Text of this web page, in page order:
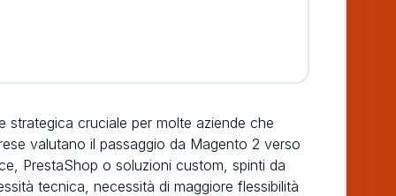
strategica cruciale per molte aziende che
valutano il passaggio da Magento 2 verso
PrestaShop o soluzioni custom, spinti da
tecnica, necessità di maggiore flessibilità